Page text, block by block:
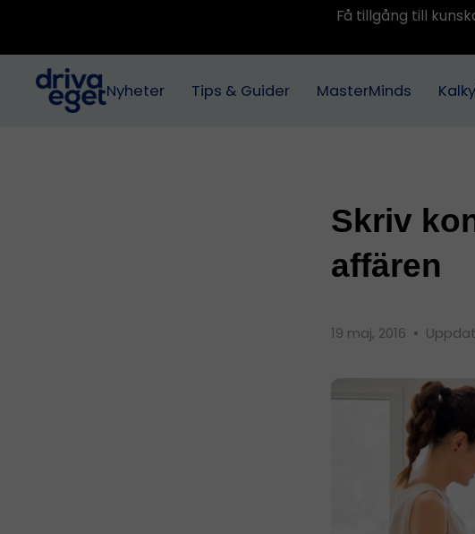
Få tillgång till
Nyheter Tips & Guider MasterMinds
Skriv
affären
19 maj, 2016 •